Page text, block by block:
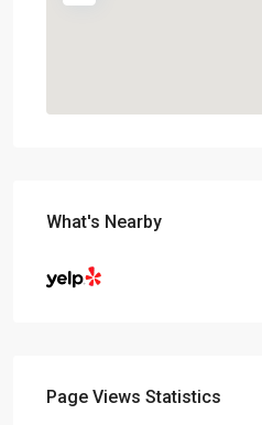
What's Nearby
Page Views Statistics